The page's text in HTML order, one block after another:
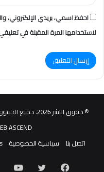
احفظ اسمي، بريدي الإلكتروني،
لاستخدامها المرة المقبلة في
© حقوق النشر 2026، جميع الحقوق محفوظة |
ASCEND
اتصل بنا
سياسية الخصوصية
فيسبوك